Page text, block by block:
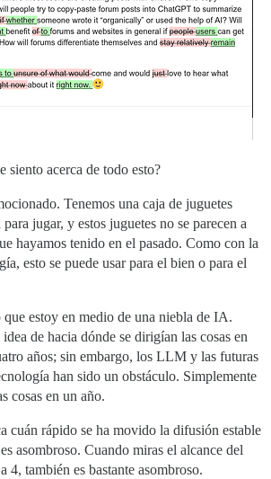
acerca de todo esto?
Tenemos una caja de juguetes
jugar, y estos juguetes no se parecen a
hayamos tenido en el pasado. Como con la
esto se puede usar para el bien o para el
que estoy en medio de una niebla de IA.
de hacia dónde se dirigían las cosas en
años; sin embargo, los LLM y las futuras
han sido un obstáculo. Simplemente
cosas en un año.
cuán rápido se ha movido la difusión estable
asombroso. Cuando miras el alcance del
4, también es bastante asombroso.